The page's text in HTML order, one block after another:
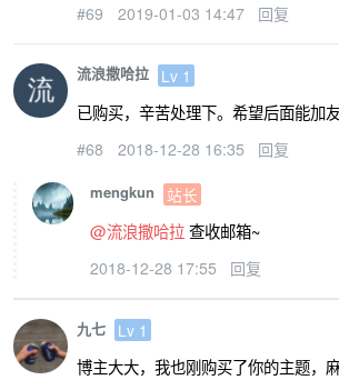
#69 2019-01-03 14:47 回复
流浪撒哈拉 Lv 1
已购买，辛苦处理下。希望后面能加友
#68 2018-12-28 16:35 回复
mengkun 站长
@流浪撒哈拉 查收邮箱~
2018-12-28 17:55 回复
九七 Lv 1
博主大大，我也刚购买了你的主题，